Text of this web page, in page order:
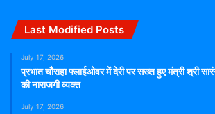
Last Modified Posts
July 17, 2026
प्रभात चौराहा फ्लाईओवर में देरी पर सख्त हुए मंत्री श्री
की नाराजगी व्यक्त
July 17, 2026